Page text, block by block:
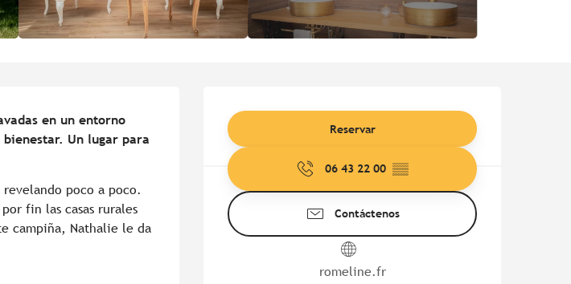
Horarios y datos de
Reservar
06 43 22 00 ▒▒
Contáctenos
romeline.fr
en un entorno
Un lugar para
poco a poco.
fin las casas rurales
campiña, Nathalie le da